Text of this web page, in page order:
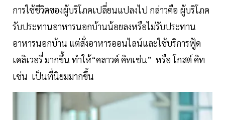
การใช้ชีวิตของผู้บริโภคเปลี่ยนแปลงไป กล่าวคือ ผู้บริโภค
รับประทานอาหารนอกบ้านน้อยลงหรือไม่รับประทาน
อาหารนอกบ้าน แต่สั่งอาหารออนไลน์และใช้บริการฟู้ด
เดลิเวอรี่ มากขึ้น ทำให้“คลาวด์ คิทเช่น” หรือ โกสต์ คิท
เช่น เป็นที่นิยมมากขึ้น